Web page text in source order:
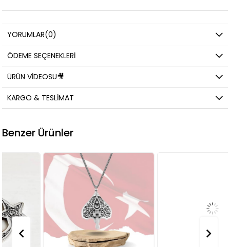
YORUMLAR(0)
ÖDEME SEÇENEKLERI
ÜRÜN VIDEOSU🎥
KARGO & TESLIMAT
Benzer Ürünler